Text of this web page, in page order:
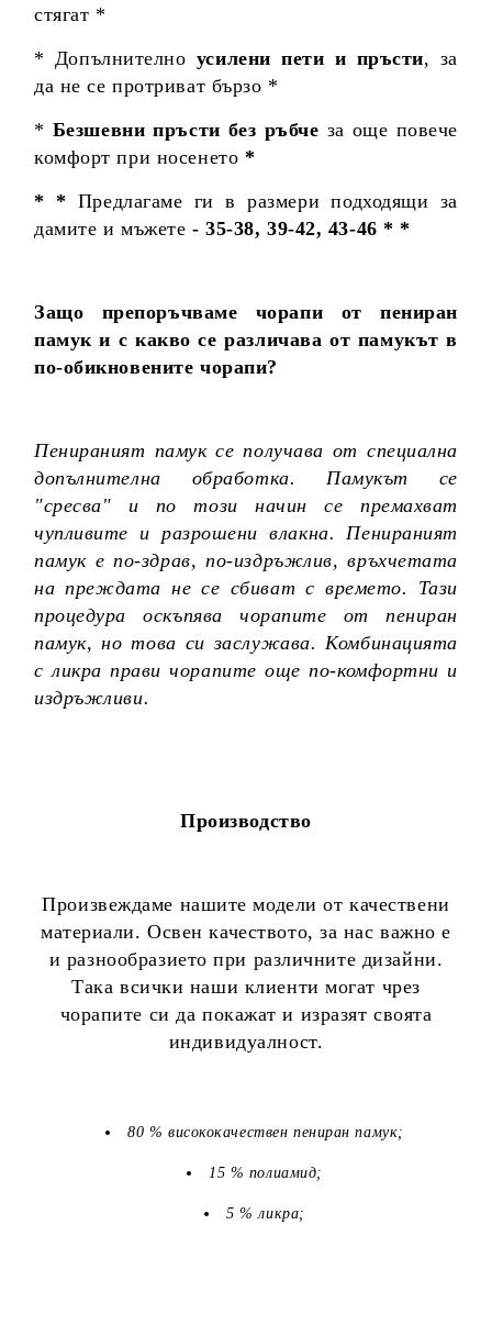
стягат *
* Допълнително усилени пети и пръсти, за
да не се протриват бързо *
* Безшевни пръсти без ръбче за още повече
комфорт при носенето *
* * Предлагаме ги в размери подходящи за
дамите и мъжете - 35-38, 39-42, 43-46 * *
Защо препоръчваме чорапи от пениран
памук и с какво се различава от памукът в
по-обикновените чорапи?
Пенираният памук се получава от специална
допълнителна обработка. Памукът се
"сресва" и по този начин се премахват
чупливите и разрошени влакна. Пенираният
памук е по-здрав, по-издръжлив, връхчетата
на преждата не се сбиват с времето. Тази
процедура оскъпява чорапите от пениран
памук, но това си заслужава. Комбинацията
с ликра прави чорапите още по-комфортни и
издръжливи.
Производство
Произвеждаме нашите модели от качествени
материали. Освен качеството, за нас важно е
и разнообразието при различните дизайни.
Така всички наши клиенти могат чрез
чорапите си да покажат и изразят своята
индивидуалност.
80 % висококачествен пениран памук;
15 % полиамид;
5 % ликра;